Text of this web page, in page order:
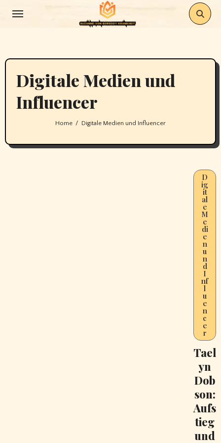
Digitale Medien und
Influencer
Home Digitale Medien und Influencer
D
ig
it
al
e
M
e
di
e
n
u
n
d
I
nf
l
u
e
n
c
e
r
Tael
yn
Dob
son:
Aufs
tieg
und